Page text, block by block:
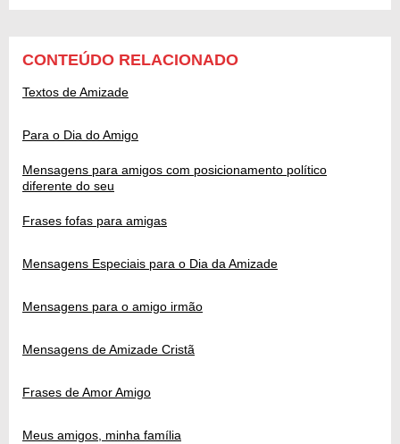
CONTEÚDO RELACIONADO
Textos de Amizade
Para o Dia do Amigo
Mensagens para amigos com posicionamento político
diferente do seu
Frases fofas para amigas
Mensagens Especiais para o Dia da Amizade
Mensagens para o amigo irmão
Mensagens de Amizade Cristã
Frases de Amor Amigo
Meus amigos, minha família